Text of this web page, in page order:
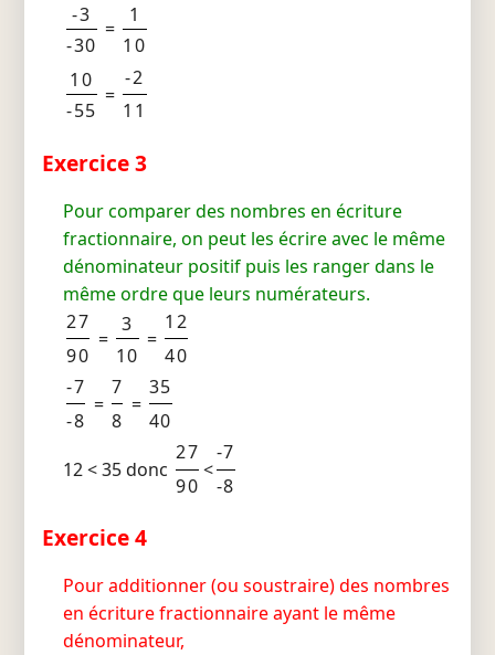
-3
-30
=
1
10
10
-55
=
-2
11
Exercice 3
Pour comparer des nombres en écriture
fractionnaire, on peut les écrire avec le même
dénominateur positif puis les ranger dans le
même ordre que leurs numérateurs.
27
90
=
3
10
=
12
40
-7
-8
=
7
8
=
35
40
12 < 35 donc
27
90
<
-7
-8
Exercice 4
Pour additionner (ou soustraire) des nombres
en écriture fractionnaire ayant le même
dénominateur,